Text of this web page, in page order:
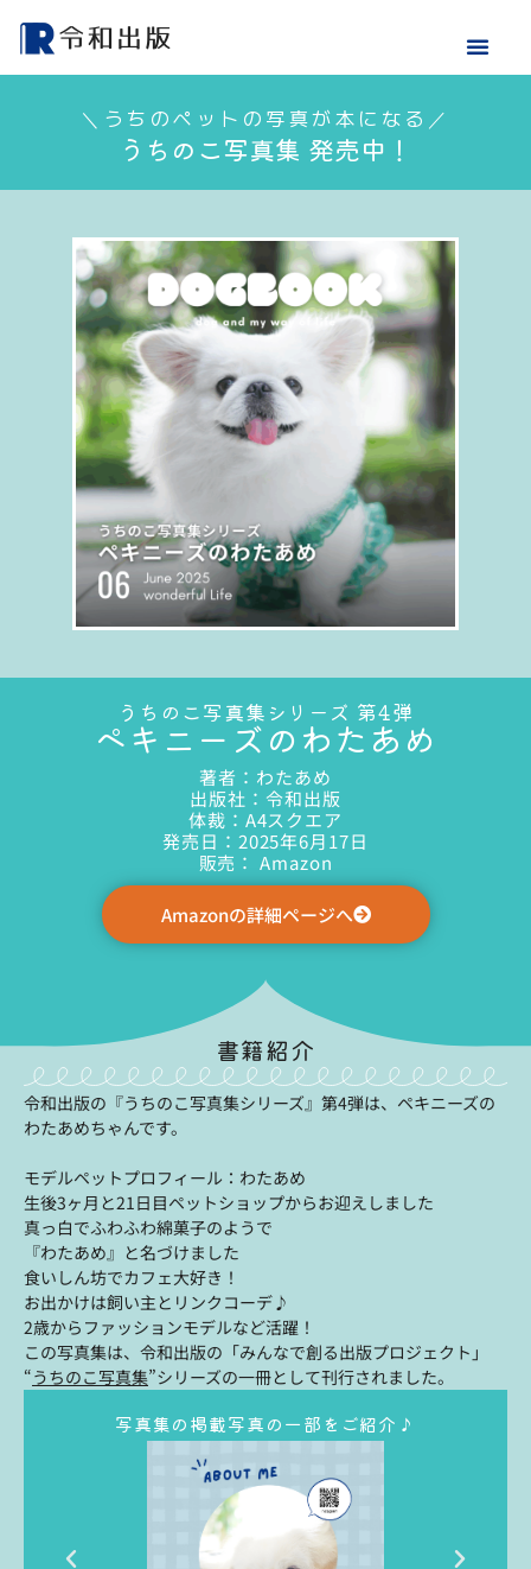
＼うちのペットの写真が本になる／
うちのこ写真集 発売中！
うちのこ写真集シリーズ 第4弾
ペキニーズのわたあめ
著者：わたあめ
出版社：令和出版
体裁：A4スクエア
発売日：2025年6月17日
販売： Amazon
Amazonの詳細ページへ
書籍紹介
令和出版の『うちのこ写真集シリーズ』第4弾は、ペキニーズの
わたあめちゃんです。
モデルペットプロフィール：わたあめ
生後3ヶ月と21日目ペットショップからお迎えしました
真っ白でふわふわ綿菓子のようで
『わたあめ』と名づけました
食いしん坊でカフェ大好き！
お出かけは飼い主とリンクコーデ♪
2歳からファッションモデルなど活躍！
この写真集は、令和出版の「みんなで創る出版プロジェクト」
“うちのこ写真集”シリーズの一冊として刊行されました。
写真集の掲載写真の一部をご紹介♪